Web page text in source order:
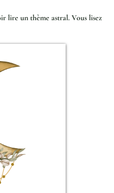
lire un thème astral. Vous lisez